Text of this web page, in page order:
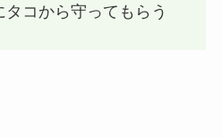
コから守ってもらう